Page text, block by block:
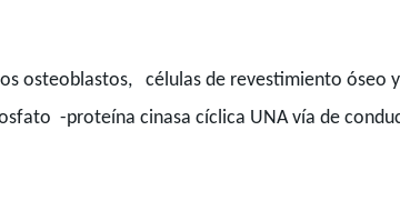
osteoblastos, células de revestimiento
-proteína cinasa cíclica UNA vía de